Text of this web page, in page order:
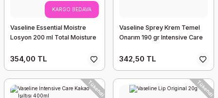
KARGO BEDAVA
Vaseline Essential Moistre
Losyon 200 ml Total Moisture
354,00 TL
Vaseline Sprey Krem Temel
Onarım 190 gr Intensive Care
342,50 TL
Tükendi Tükendi